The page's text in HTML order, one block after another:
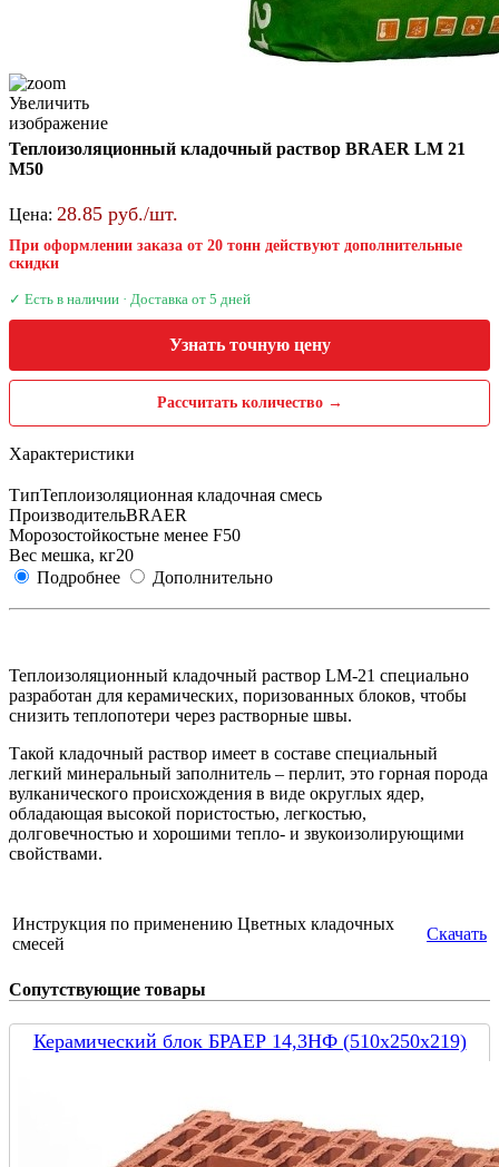
Увеличить
изображение
Теплоизоляционный кладочный раствор BRAER LM 21
М50
Цена: 28.85 руб./шт.
При оформлении заказа от 20 тонн действуют дополнительные
скидки
✓ Есть в наличии · Доставка от 5 дней
Узнать точную цену
Рассчитать количество →
Характеристики
ТипТеплоизоляционная кладочная смесь
ПроизводительBRAER
Морозостойкостьне менее F50
Вес мешка, кг20
Подробнее
Дополнительно
Теплоизоляционный кладочный раствор LM-21 специально
разработан для керамических, поризованных блоков, чтобы
снизить теплопотери через растворные швы.
Такой кладочный раствор имеет в составе специальный
легкий минеральный заполнитель – перлит, это горная порода
вулканического происхождения в виде округлых ядер,
обладающая высокой пористостью, легкостью,
долговечностью и хорошими тепло- и звукоизолирующими
свойствами.
Инструкция по применению Цветных кладочных
смесей
Скачать
Сопутствующие товары
Керамический блок БРАЕР 14,3НФ (510х250х219)